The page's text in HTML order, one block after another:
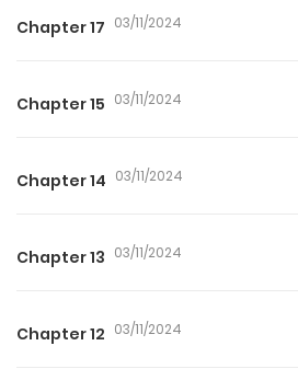
Chapter 17 03/11/2024
Chapter 15 03/11/2024
Chapter 14 03/11/2024
Chapter 13 03/11/2024
Chapter 12 03/11/2024